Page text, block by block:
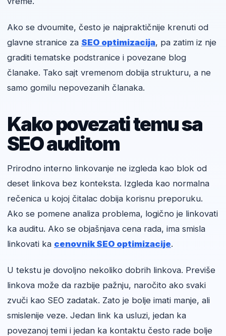
Ako se dvoumite, često je najpraktičnije krenuti od
glavne stranice za SEO optimizacija, pa zatim iz nje
graditi tematske podstranice i povezane blog
članake. Tako sajt vremenom dobija strukturu, a ne
samo gomilu nepovezanih članaka.
Kako povezati temu sa
SEO auditom
Prirodno interno linkovanje ne izgleda kao blok od
deset linkova bez konteksta. Izgleda kao normalna
rečenica u kojoj čitalac dobija korisnu preporuku.
Ako se pomene analiza problema, logično je linkovati
ka auditu. Ako se objašnjava cena rada, ima smisla
linkovati ka cenovnik SEO optimizacije.
U tekstu je dovoljno nekoliko dobrih linkova. Previše
linkova može da razbije pažnju, naročito ako svaki
zvuči kao SEO zadatak. Zato je bolje imati manje, ali
smislenije veze. Jedan link ka usluzi, jedan ka
povezanoj temi i jedan ka kontaktu često rade bolje